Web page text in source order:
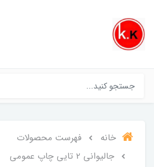
خانه
فهرست محصولات
جالیوانی 2 تایی چاپ عمومی